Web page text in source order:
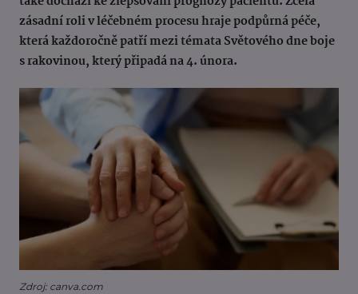
zásadní roli v léčebném procesu hraje podpůrná péče,
která každoročně patří mezi témata Světového dne boje
s rakovinou, který připadá na 4. února.
Zdroj: canva.com